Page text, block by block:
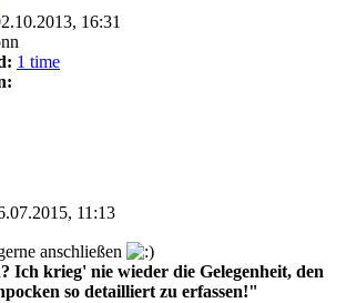
16:31
1 time
11:13
anschließen
Ich krieg' nie wieder die Gelegenheit, den
so detailliert zu erfassen!"